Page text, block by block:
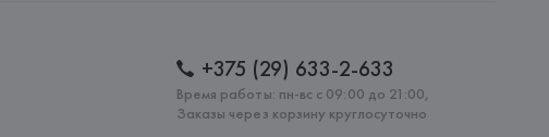
+375 (29) 633-2-633
Время работы: пн-вс с 09:00 до 21:00,
Заказы через корзину круглосуточно